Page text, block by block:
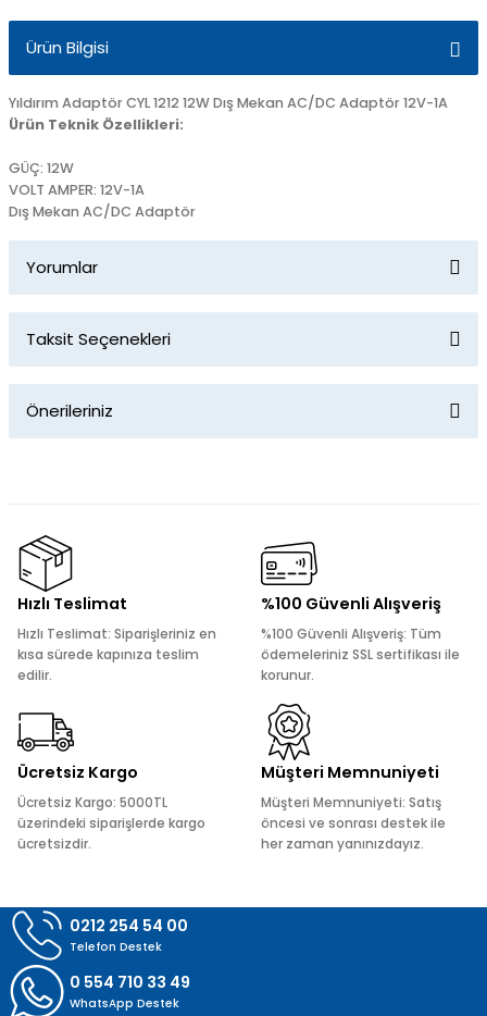
Ürün Bilgisi
Yıldırım Adaptör CYL 1212 12W Dış Mekan AC/DC Adaptör 12V-1A
Ürün Teknik Özellikleri:
GÜÇ: 12W
VOLT AMPER: 12V-1A
Dış Mekan AC/DC Adaptör
Yorumlar
Taksit Seçenekleri
Önerileriniz
kullanarak tarafımıza iletebilirsiniz.
Görüş ve önerileriniz için teşekkür ederiz.
Ürün resmi kalitesiz, bozuk veya görüntülenemiyor.
Ürün bilgilerinde hatalar bulunuyor.
Ürün fiyatı diğer sitelerden daha pahalı.
Bu ürüne benzer farklı alternatifler olmalı.
Hızlı Teslimat
Hızlı Teslimat: Siparişleriniz en
kısa sürede kapınıza teslim
edilir.
%100 Güvenli Alışveriş
%100 Güvenli Alışveriş: Tüm
ödemeleriniz SSL sertifikası ile
korunur.
Ücretsiz Kargo
Ücretsiz Kargo: 5000TL
üzerindeki siparişlerde kargo
ücretsizdir.
Müşteri Memnuniyeti
Müşteri Memnuniyeti: Satış
öncesi ve sonrası destek ile
her zaman yanınızdayız.
0212 254 54 00
Telefon Destek
0 554 710 33 49
WhatsApp Destek